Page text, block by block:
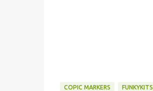
COPIC MARKERS FUNKYKITS